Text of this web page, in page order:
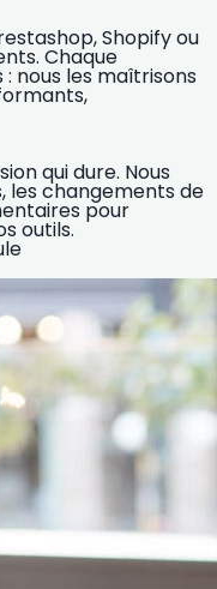
Shopify ou
Chaque
nous les maîtrisons
qui dure. Nous
les changements de
pour
outils.